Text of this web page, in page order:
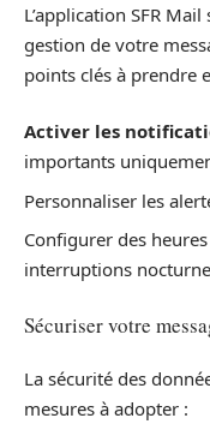
L’application SFR
gestion de votre
points clés à prendre
Activer les
importants
Personnaliser les
Configurer des
interruptions
Sécuriser votre
La sécurité des
mesures à adopter :